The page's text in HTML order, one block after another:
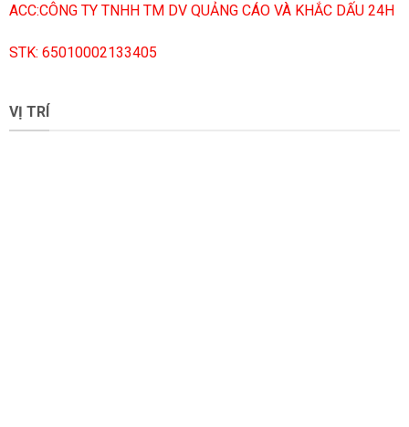
ACC:CÔNG TY TNHH TM DV QUẢNG CÁO VÀ KHẮC DẤU 24H
STK: 65010002133405
VỊ TRÍ